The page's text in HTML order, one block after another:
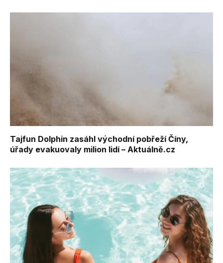
Tajfun Dolphin zasáhl východní pobřeží Číny,
úřady evakuovaly milion lidí – Aktuálně.cz